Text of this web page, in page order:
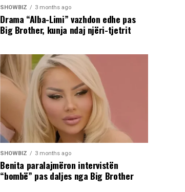
SHOWBIZ 3 months ago
Drama “Alba-Limi” vazhdon edhe pas
Big Brother, kunja ndaj njëri-tjetrit
SHOWBIZ 3 months ago
Benita paralajmëron intervistën
“bombë” pas daljes nga Big Brother